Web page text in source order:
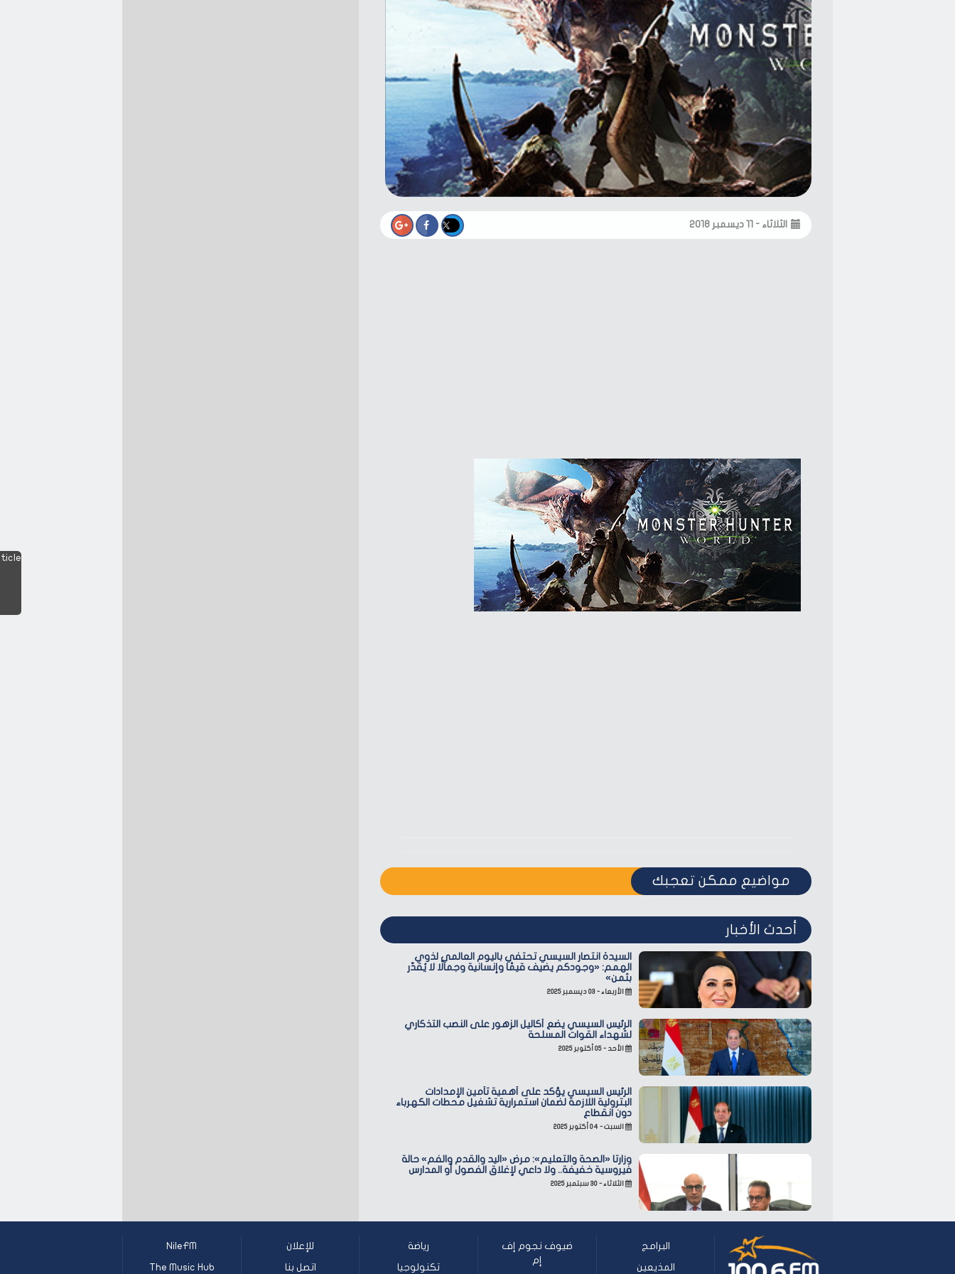
الثلاثاء - ١١ ديسمبر ٢٠١٨
مواضيع ممكن تعجبك
أحدث الأخبار
السيدة انتصار السيسي تحتفي باليوم العالمي لذوي
الهمم: «وجودكم يضيف قيمًا وإنسانية وجمالًا لا يُقدّر
بثمن»
الأربعاء - ٠٣ ديسمبر ٢٠٢٥
الرئيس السيسي يضع أكاليل الزهور على النصب التذكاري
لشهداء القوات المسلحة
الأحد - ٠٥ أكتوبر ٢٠٢٥
الرئيس السيسي يؤكد على أهمية تأمين الإمدادات
البترولية اللازمة لضمان استمرارية تشغيل محطات الكهرباء
دون انقطاع
السبت - ٠٤ أكتوبر ٢٠٢٥
وزارتا «الصحة والتعليم»: مرض «اليد والقدم والفم» حالة
فيروسية خفيفة.. ولا داعي لإغلاق الفصول أو المدارس
الثلاثاء - ٣٠ سبتمبر ٢٠٢٥
البرامج
المذيعين
ضيوف نجوم إف
إم
رياضة
تكنولوجيا
للإعلان
اتصل بنا
NileFM
The Music Hub